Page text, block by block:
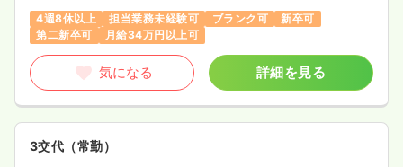
4週8休以上
担当業務未経験可 ブランク可
新卒可
第二新卒可
月給34万円以上可
気になる 詳細を見る
3交代（常勤）